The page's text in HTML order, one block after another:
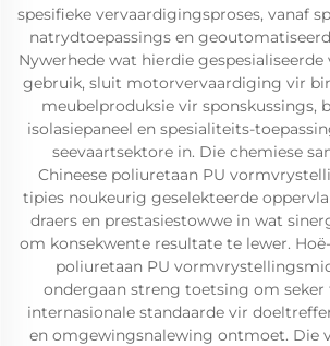
spesifieke vervaardigingsproses, vanaf
natrydtoepassings en
Nywerhede wat hierdie
gebruik, sluit motorvervaardiging vir
meubelproduksie vir sponskussings,
isolasiepaneel en spesialiteits-
seevaartsektore in. Die chemiese
Chineese poliuretaan PU
tipies noukeurig geselekteerde
draers en prestasiestowwe in wat
om konsekwente resultate te lewer.
poliuretaan PU
ondergaan streng toetsing om
internasionale standaarde vir
en omgewingsnalewing ontmoet. Die